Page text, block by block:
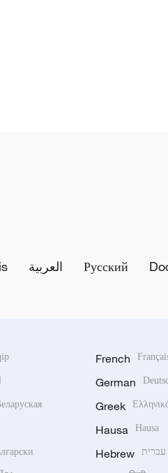
العربية Русский
French
German
Greek
Hausa Hausa
Hebrew עברית